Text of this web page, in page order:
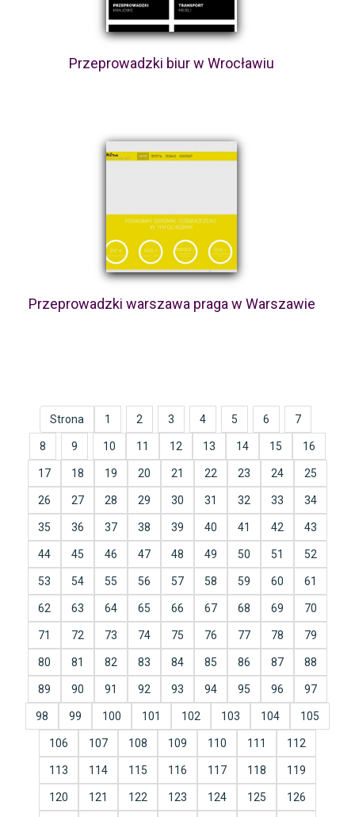
Przeprowadzki biur w Wrocławiu
Przeprowadzki warszawa praga w Warszawie
Strona 1 2 3 4 5 6 7
8 9 10 11 12 13 14 15 16
17 18 19 20 21 22 23 24 25
26 27 28 29 30 31 32 33 34
35 36 37 38 39 40 41 42 43
44 45 46 47 48 49 50 51 52
53 54 55 56 57 58 59 60 61
62 63 64 65 66 67 68 69 70
71 72 73 74 75 76 77 78 79
80 81 82 83 84 85 86 87 88
89 90 91 92 93 94 95 96 97
98 99 100 101 102 103 104 105
106 107 108 109 110 111 112
113 114 115 116 117 118 119
120 121 122 123 124 125 126